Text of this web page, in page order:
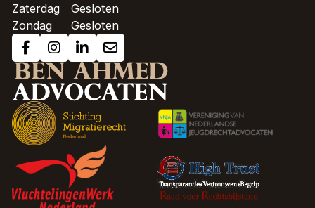
Zaterdag
Zondag
Gesloten
Gesloten